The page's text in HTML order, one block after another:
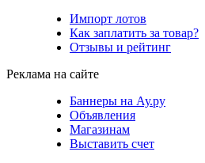
Импорт лотов
Как заплатить за товар?
Отзывы и рейтинг
Реклама на сайте
Баннеры на Ау.ру
Объявления
Магазинам
Выставить счет